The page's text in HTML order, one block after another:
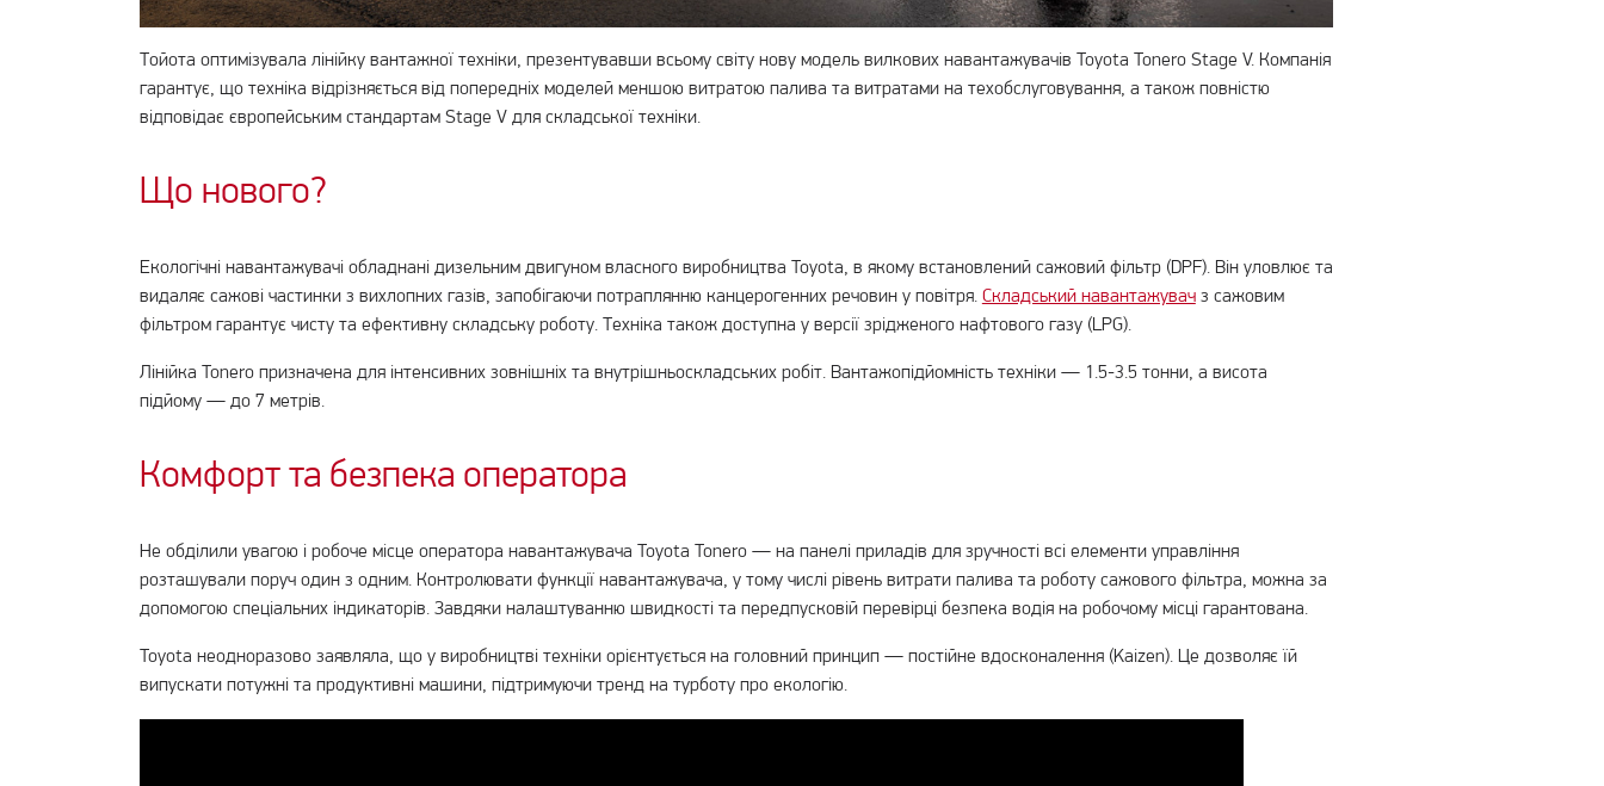
Тойота оптимізувала лінійку вантажної техніки, презентувавши всьому світу нову модель вилкових навантажувачів Toyota Tonero Stage V. Компанія
гарантує, що техніка відрізняється від попередніх моделей меншою витратою палива та витратами на техобслуговування, а також повністю
відповідає європейським стандартам Stage V для складської техніки.
Що нового?
Екологічні навантажувачі обладнані дизельним двигуном власного виробництва Toyota, в якому встановлений сажовий фільтр (DPF). Він уловлює та
видаляє сажові частинки з вихлопних газів, запобігаючи потраплянню канцерогенних речовин у повітря. Складський навантажувачз сажовим
фільтром гарантує чисту та ефективну складську роботу. Техніка також доступна у версії зрідженого нафтового газу (LPG).
Лінійка Tonero призначена для інтенсивних зовнішніх та внутрішньоскладських робіт. Вантажопідйомність техніки — 1.5-3.5 тонни, а висота
підйому — до 7 метрів.
Комфорт та безпека оператора
Не обділили увагою і робоче місце оператора навантажувача Toyota Tonero — на панелі приладів для зручності всі елементи управління
розташували поруч один з одним. Контролювати функції навантажувача, у тому числі рівень витрати палива та роботу сажового фільтра, можна за
допомогою спеціальних індикаторів. Завдяки налаштуванню швидкості та передпусковій перевірці безпека водія на робочому місці гарантована.
Toyota неодноразово заявляла, що у виробництві техніки орієнтується на головний принцип — постійне вдосконалення (Kaizen). Це дозволяє їй
випускати потужні та продуктивні машини, підтримуючи тренд на турботу про екологію.